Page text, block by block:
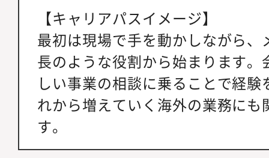
【キャリアパスイメージ】
最初は現場で手を動かしながら
長のような役割から始まります
しい事業の相談に乗ることで経
れから増えていく海外の業務に
す。